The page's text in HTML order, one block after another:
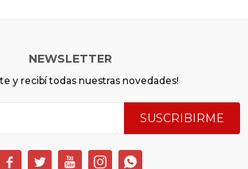
NEWSLETTER
y recibí todas nuestras novedades!
SUSCRIBIRME
    